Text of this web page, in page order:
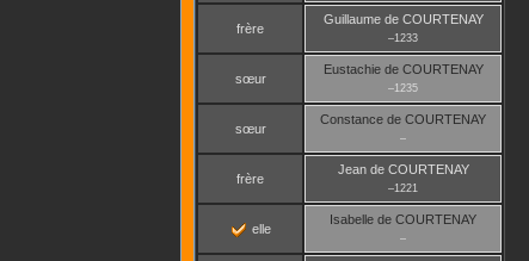
frère
Guillaumede COURTENAY
–1233
sœur
Eustachiede COURTENAY
–1235
sœur
Constance de COURTENAY
–
frère
Jeande COURTENAY
–1221
elle
Isabelle de COURTENAY
–